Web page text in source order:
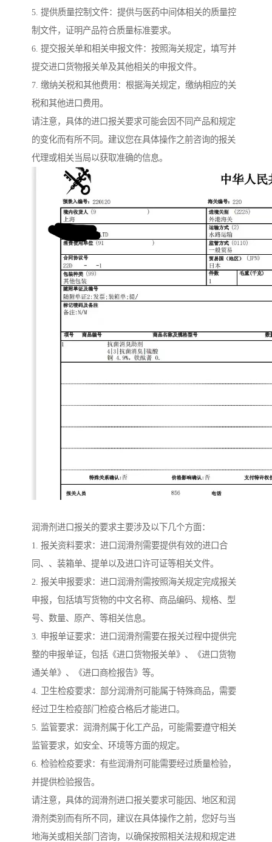
5. 提供质量控制文件：提供与医药中间体相关的质量控
制文件，证明产品符合质量标准要求。
6. 提交报关单和相关申报文件：按照海关规定，填写并
提交进口货物报关单及其他相关的申报文件。
7. 缴纳关税和其他费用：根据海关规定，缴纳相应的关
税和其他进口费用。
请注意，具体的进口报关要求可能会因不同产品和规定
的变化而有所不同。建议您在具体操作之前咨询的报关
代理或相关当局以获取准确的信息。
润滑剂进口报关的要求主要涉及以下几个方面：
1. 报关资料要求：进口润滑剂需要提供有效的进口合
同、、装箱单、提单以及进口许可证等相关文件。
2. 报关申报要求：进口润滑剂需按照海关规定完成报关
申报，包括填写货物的中文名称、商品编码、规格、型
号、数量、原产、等相关信息。
3. 申报单证要求：进口润滑剂需要在报关过程中提供完
整的申报单证，包括《进口货物报关单》、《进口货物
通关单》、《进口商检报告》等。
4. 卫生检疫要求：部分润滑剂可能属于特殊商品，需要
经过卫生检疫部门检疫合格后才能进口。
5. 监管要求：润滑剂属于化工产品，可能需要遵守相关
监管要求，如安全、环境等方面的规定。
6. 检验检疫要求：有些润滑剂可能需要经过质量检验，
并提供检验报告。
请注意，具体的润滑剂进口报关要求可能因、地区和润
滑剂类别而有所不同，建议在具体操作之前，您好与当
地海关或相关部门咨询，以确保按照相关法规和规定进